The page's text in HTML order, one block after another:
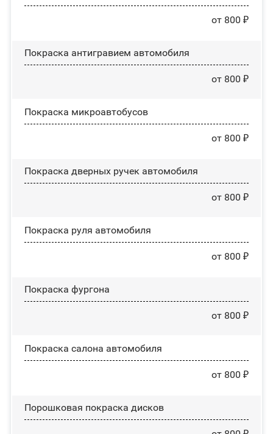
от 800 ₽
Покраска антигравием автомобиля
от 800 ₽
Покраска микроавтобусов
от 800 ₽
Покраска дверных ручек автомобиля
от 800 ₽
Покраска руля автомобиля
от 800 ₽
Покраска фургона
от 800 ₽
Покраска салона автомобиля
от 800 ₽
Порошковая покраска дисков